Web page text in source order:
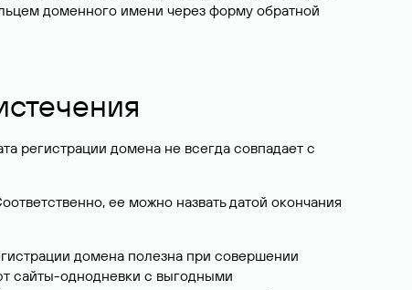
доменного имени через форму обратной
регистрации домена не всегда совпадает с
ее можно назвать датой окончания
домена полезна при совершении
сайты-однодневки с выгодными